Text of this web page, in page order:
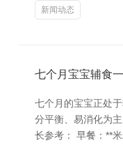
新闻动态
七个月宝宝辅食
七个月的宝宝正处
分平衡、易消化为
长参考： 早餐：**